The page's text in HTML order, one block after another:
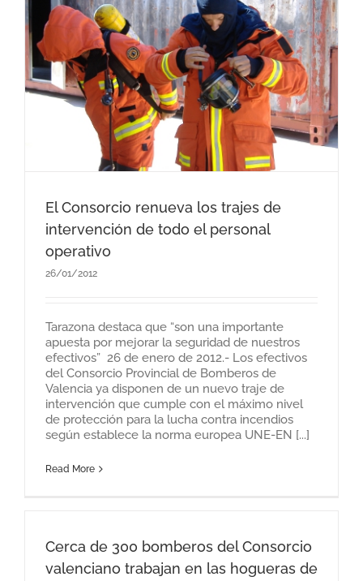
El Consorcio renueva los trajes de
intervención de todo el personal
operativo
26/01/2012
Tarazona destaca que “son una importante
apuesta por mejorar la seguridad de nuestros
efectivos” 26 de enero de 2012.- Los efectivos
del Consorcio Provincial de Bomberos de
Valencia ya disponen de un nuevo traje de
intervención que cumple con el máximo nivel
de protección para la lucha contra incendios
según establece la norma europea UNE-EN [...]
Read More
Cerca de 300 bomberos del Consorcio
valenciano trabajan en las hogueras de